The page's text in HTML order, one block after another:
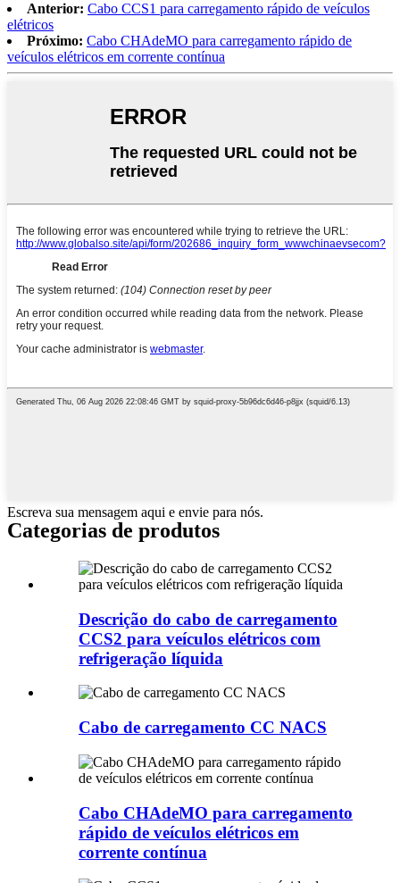
Anterior: Cabo CCS1 para carregamento rápido de veículos
elétricos
Próximo: Cabo CHAdeMO para carregamento rápido de
veículos elétricos em corrente contínua
Escreva sua mensagem aqui e envie para nós.
Categorias de produtos
Descrição do cabo de carregamento
CCS2 para veículos elétricos com
refrigeração líquida
Cabo de carregamento CC NACS
Cabo CHAdeMO para carregamento
rápido de veículos elétricos em
corrente contínua